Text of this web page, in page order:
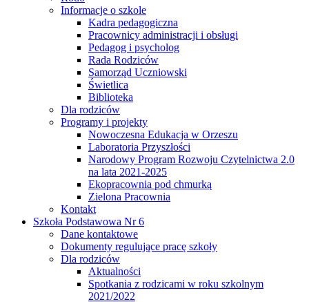
Informacje o szkole
Kadra pedagogiczna
Pracownicy administracji i obsługi
Pedagog i psycholog
Rada Rodziców
Samorząd Uczniowski
Świetlica
Biblioteka
Dla rodziców
Programy i projekty
Nowoczesna Edukacja w Orzeszu
Laboratoria Przyszłości
Narodowy Program Rozwoju Czytelnictwa 2.0
na lata 2021-2025
Ekopracownia pod chmurką
Zielona Pracownia
Kontakt
Szkoła Podstawowa Nr 6
Dane kontaktowe
Dokumenty regulujące pracę szkoły
Dla rodziców
Aktualności
Spotkania z rodzicami w roku szkolnym
2021/2022